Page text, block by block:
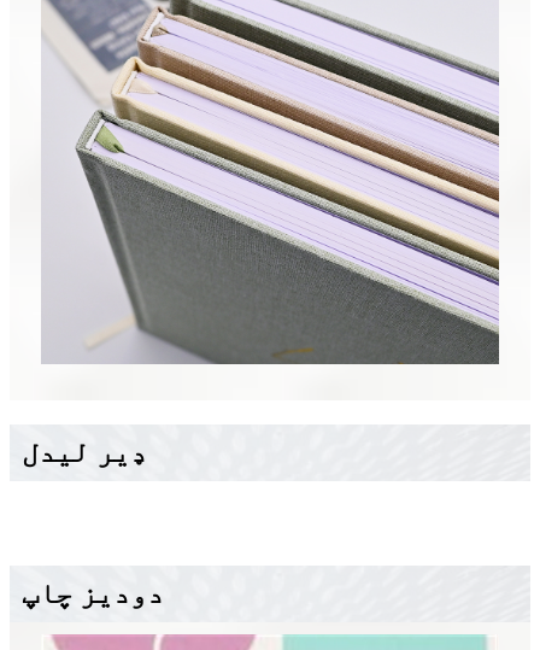
ډیر لیدل
دودیز چاپ